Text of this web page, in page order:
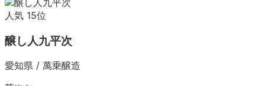
人気 15位
醸し人九平次
愛知県 / 萬乗醸造